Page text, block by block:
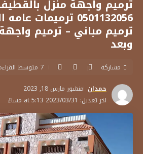
ترميم واجهة منزل
0501132056 ترميمات
ترميم مباني – ترميم
وبعد
اخر تعديل: 2023/03/31 at 5:13 مساءً
حمدان منشور مارس 18, 2023
مشاركة 7 متوسط القراءة